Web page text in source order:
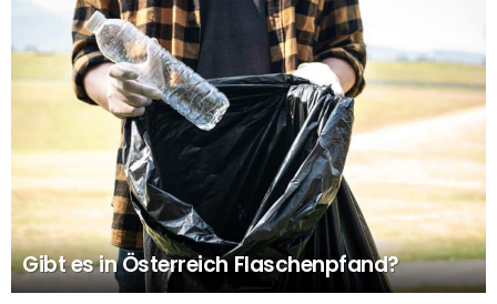
Gibt es in Österreich Flaschenpfand?